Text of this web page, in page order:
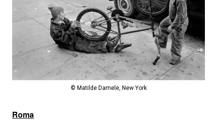
© Matilde Damele, New York
Roma